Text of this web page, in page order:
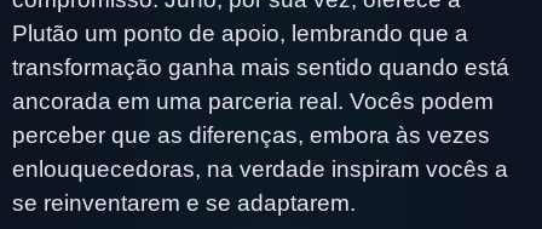
Plutão um ponto de apoio, lembrando que a
transformação ganha mais sentido quando está
ancorada em uma parceria real. Vocês podem
perceber que as diferenças, embora às vezes
enlouquecedoras, na verdade inspiram vocês a
se reinventarem e se adaptarem.